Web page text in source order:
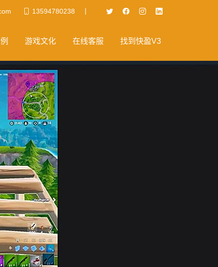
13594780238 |
游戏文化 在线客服 找到快盈V3